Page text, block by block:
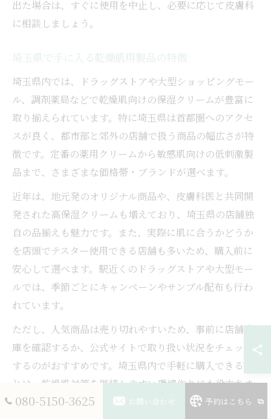
出た場合は、すぐに使用を中止し、必要に応じて皮膚科
に相談しましょう。
埼玉県で手に入る乾燥肌用製品の特徴
埼玉県内では、ドラッグストアや大型ショッピングモー
ル、調剤薬局などで乾燥肌向けの保湿クリームが豊富に
取り揃えられています。特に埼玉県は首都圏へのアクセ
スが良く、都市部と郊外の店舗で扱う商品の幅広さが特
徴です。定番の薬用クリームから敏感肌向けの低刺激製
品まで、さまざまな価格帯・ブランドが選べます。
近年は、地元発のオリジナル商品や、皮膚科医と共同開
発された高保湿クリームも増えており、埼玉県の店舗独
自の品揃えも魅力です。また、実際に肌に合うかどうか
を店頭でテスター使用できる店舗も多いため、購入前に
安心して選べます。駅近くのドラッグストアや大型モー
ルでは、季節ごとにキャンペーンやサンプル配布も行わ
れています。
ただし、人気商品は売り切れやすいため、事前に店舗在
庫を確認するか、公式サイトで取り扱い状況をチェック
するのがおすすめです。埼玉県内で手軽に購入できるこ
とは、乾燥肌対策を継続しやすい環境作りにも役立ちま
す。
080-5150-3625 お問い合わせ 予約はこちら